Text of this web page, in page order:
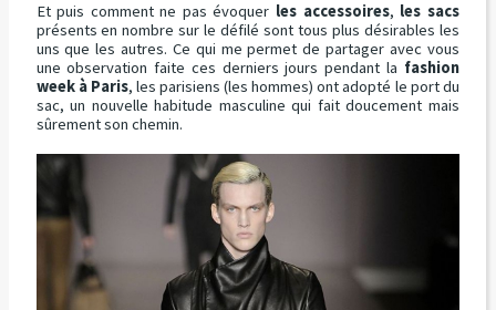
Et puis comment ne pas évoquer les accessoires, les sacs
présents en nombre sur le défilé sont tous plus désirables les
uns que les autres. Ce qui me permet de partager avec vous
une observation faite ces derniers jours pendant la fashion
week à Paris, les parisiens (les hommes) ont adopté le port du
sac, un nouvelle habitude masculine qui fait doucement mais
sûrement son chemin.